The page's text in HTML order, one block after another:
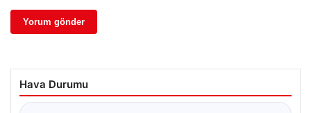
Hava Durumu